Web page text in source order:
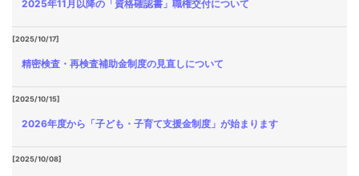
2025年11月以降の「資格確認書」職権交付について
[2025/10/17]
精密検査・再検査補助金制度の見直しについて
[2025/10/15]
2026年度から「子ども・子育て支援金制度」が始まります
[2025/10/08]